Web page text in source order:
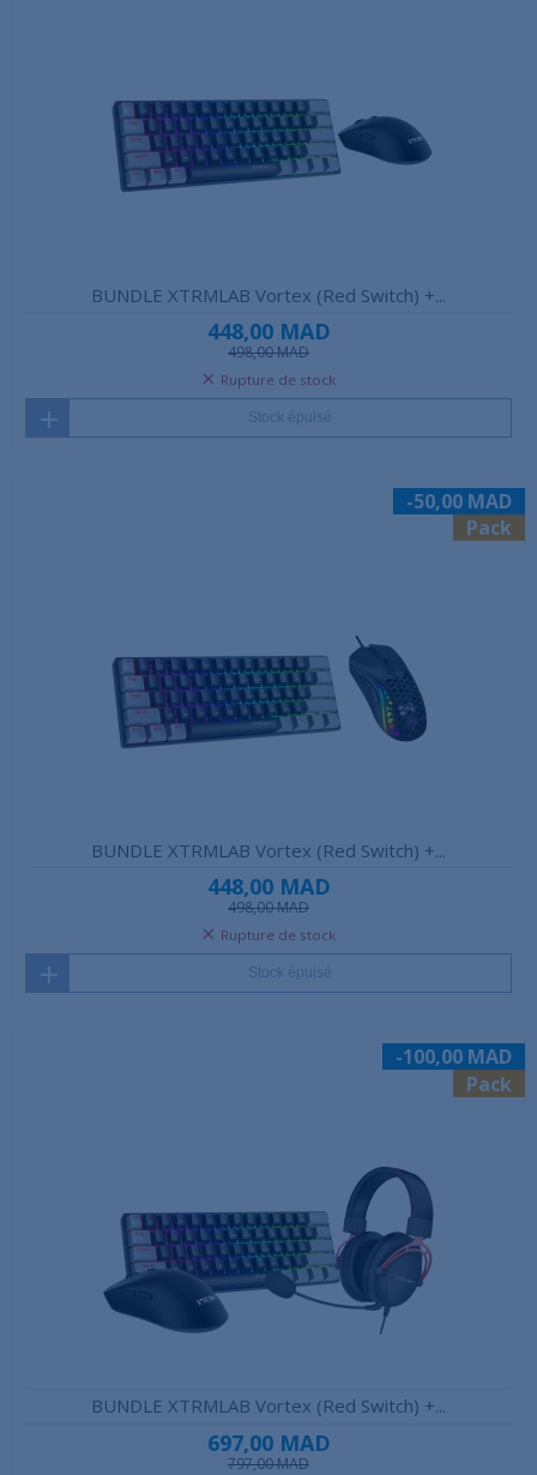
BUNDLE XTRMLAB Vortex (Red Switch) +...
448,00 MAD
498,00 MAD
Rupture de stock
Stock épuisé
-50,00 MAD
Pack
BUNDLE XTRMLAB Vortex (Red Switch) +...
448,00 MAD
498,00 MAD
Rupture de stock
Stock épuisé
-100,00 MAD
Pack
BUNDLE XTRMLAB Vortex (Red Switch) +...
697,00 MAD
797,00 MAD